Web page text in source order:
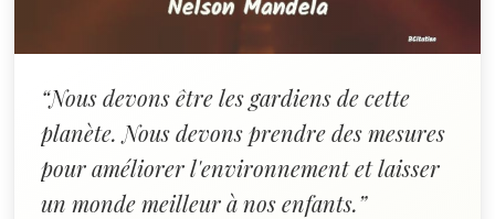
“Nous devons être les gardiens de cette
planète. Nous devons prendre des mesures
pour améliorer l'environnement et laisser
un monde meilleur à nos enfants.”